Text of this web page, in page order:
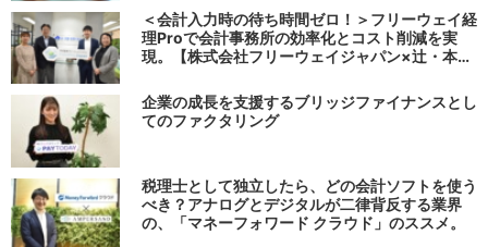
＜会計入力時の待ち時間ゼロ！＞フリーウェイ経
理Proで会計事務所の効率化とコスト削減を実
現。【株式会社フリーウェイジャパン×辻・本郷
企業の成長を支援するブリッジファイナンスとし
てのファクタリング
税理士として独立したら、どの会計ソフトを使う
べき？アナログとデジタルが二律背反する業界
の、「マネーフォワード クラウド」のススメ。